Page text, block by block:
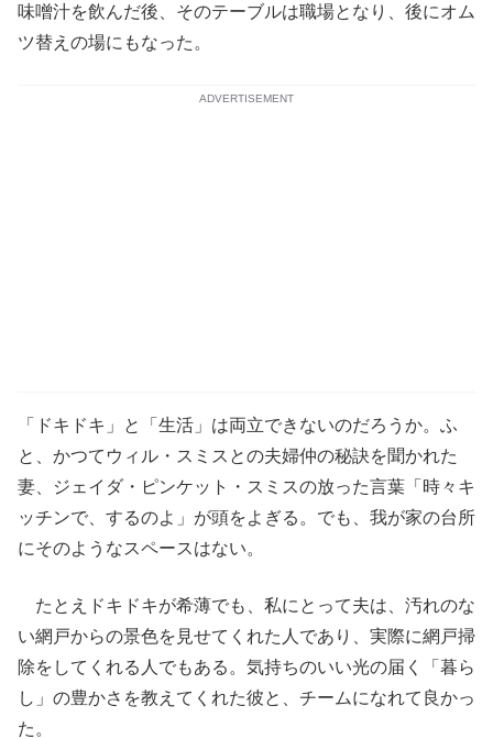
味噌汁を飲んだ後、そのテーブルは職場となり、後にオム
ツ替えの場にもなった。
ADVERTISEMENT
「ドキドキ」と「生活」は両立できないのだろうか。ふ
と、かつてウィル・スミスとの夫婦仲の秘訣を聞かれた
妻、ジェイダ・ピンケット・スミスの放った言葉「時々キ
ッチンで、するのよ」が頭をよぎる。でも、我が家の台所
にそのようなスペースはない。
たとえドキドキが希薄でも、私にとって夫は、汚れのな
い網戸からの景色を見せてくれた人であり、実際に網戸掃
除をしてくれる人でもある。気持ちのいい光の届く「暮ら
し」の豊かさを教えてくれた彼と、チームになれて良かっ
た。